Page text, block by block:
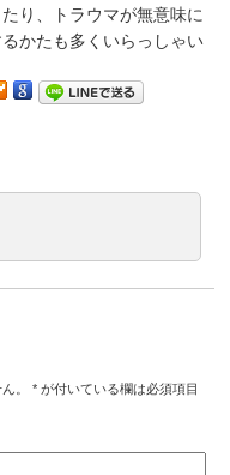
り、トラウマが無意味に
かたも多くいらっしゃい
。 * が付いている欄は必須項目